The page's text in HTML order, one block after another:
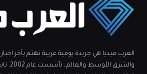
العرب ميديا هي جريدة يومية عربية تهتم بآخر
والشرق